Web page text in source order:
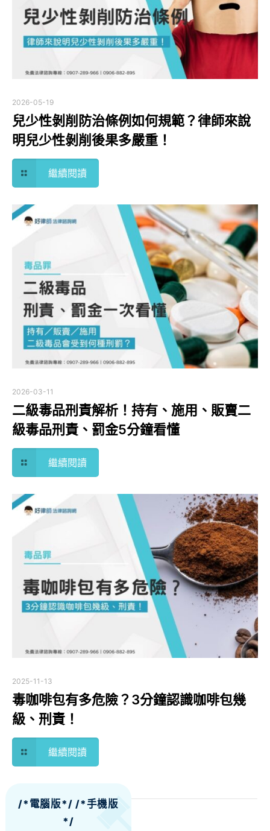
2026-05-19
兒少性剝削防治條例如何規範？律師來說
明兒少性剝削後果多嚴重！
繼續閱讀
2026-03-11
二級毒品刑責解析！持有、施用、販賣二
級毒品刑責、罰金5分鐘看懂
繼續閱讀
2025-11-13
毒咖啡包有多危險？3分鐘認識咖啡包幾
級、刑責！
繼續閱讀
/*電腦版*//*手機版
*/